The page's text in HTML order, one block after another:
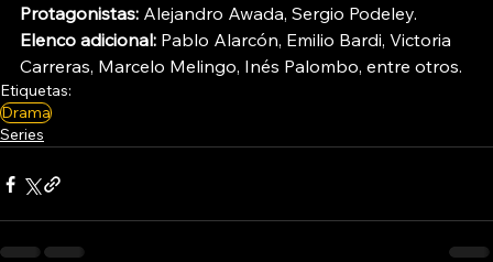
Protagonistas: Alejandro Awada, Sergio Podeley.
Elenco adicional: Pablo Alarcón, Emilio Bardi, Victoria
Carreras, Marcelo Melingo, Inés Palombo, entre otros.
Etiquetas:
Drama
Series